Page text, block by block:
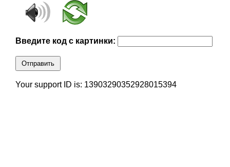
Введите код с картинки:
Отправить
Your support ID is: 13903290352928015394